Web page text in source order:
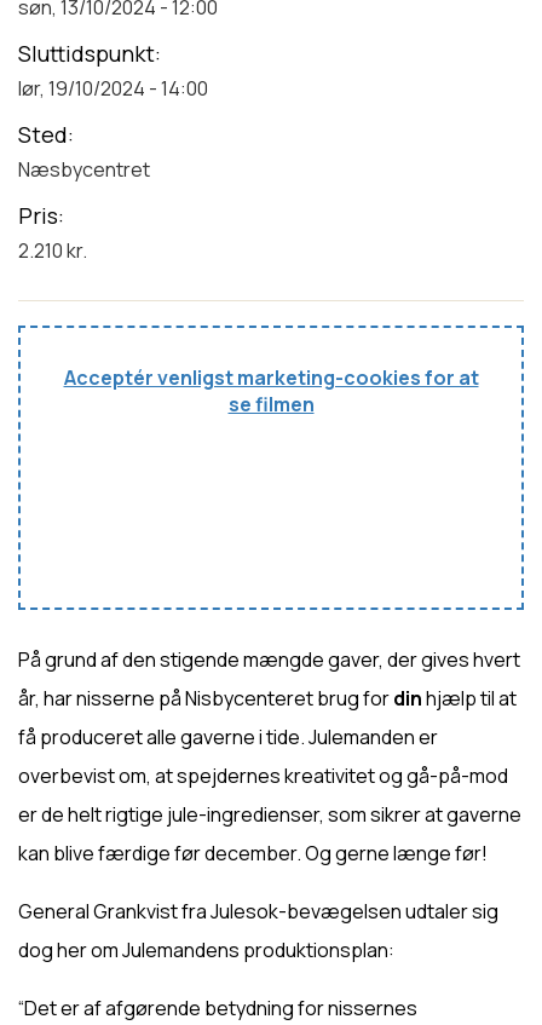
søn, 13/10/2024 - 12:00
Sluttidspunkt
lør, 19/10/2024 - 14:00
Sted
Næsbycentret
Pris
2.210 kr.
Acceptér venligst marketing-cookies for at
se filmen
På grund af den stigende mængde gaver, der gives hvert
år, har nisserne på Nisbycenteret brug fordinhjælp til at
få produceret alle gaverne i tide. Julemanden er
overbevist om, at spejdernes kreativitet og gå-på-mod
er de helt rigtige jule-ingredienser, som sikrer at gaverne
kan blive færdige før december. Og gerne længe før!
General Grankvist fra Julesok-bevægelsen udtaler sig
dog her om Julemandens produktionsplan:
“Det er af afgørende betydning for nissernes